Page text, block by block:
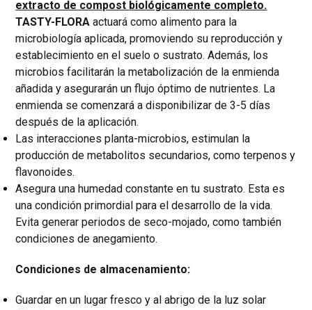
extracto de compost biológicamente completo.
TASTY-FLORA actuará como alimento para la
microbiología aplicada, promoviendo su reproducción y
establecimiento en el suelo o sustrato. Además, los
microbios facilitarán la metabolización de la enmienda
añadida y asegurarán un flujo óptimo de nutrientes. La
enmienda se comenzará a disponibilizar de 3-5 días
después de la aplicación.
Las interacciones planta-microbios, estimulan la
producción de metabolitos secundarios, como terpenos y
flavonoides.
Asegura una humedad constante en tu sustrato. Esta es
una condición primordial para el desarrollo de la vida.
Evita generar periodos de seco-mojado, como también
condiciones de anegamiento.
Condiciones de almacenamiento:
Guardar en un lugar fresco y al abrigo de la luz solar